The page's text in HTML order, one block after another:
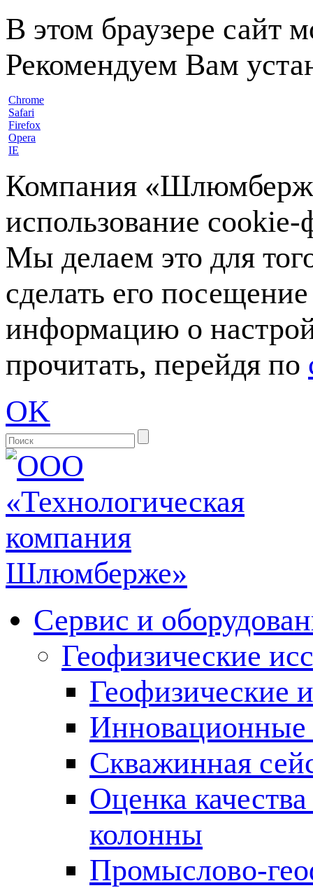
В этом браузере сайт
Рекомендуем Вам
Chrome
Safari
Firefox
Opera
IE
Компания
использование
Мы делаем это для
сделать его
информацию о
прочитать, перейдя по
OK
Сервис и
Геофизические
Геофизические
Инновационные
Скважинная
Оценка
колонны
Промыслово-